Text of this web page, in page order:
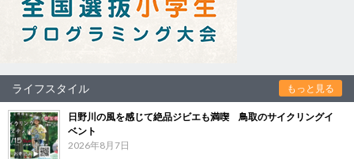
ライフスタイル もっと見る
日野川の風を感じて絶品ジビエも満喫 鳥取のサイクリングイ
ベント
2026年8月7日